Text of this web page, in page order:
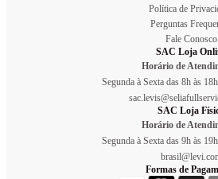
Política de
Perguntas
Fale Conosco
SAC Loja
Horário de
Segunda à Sexta das 8h às
SAC Loja
Horário de
Segunda à Sexta das 9h às
Formas de